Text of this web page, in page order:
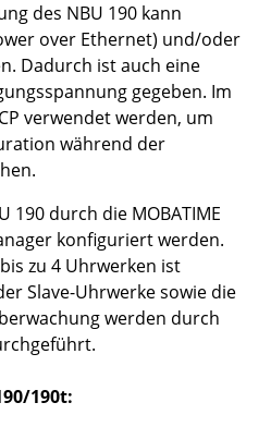
des NBU 190 kann
over Ethernet) und/oder
Dadurch ist auch eine
gegeben. Im
verwendet werden, um
während der
190 durch die MOBATIME
konfiguriert werden.
zu 4 Uhrwerken ist
Slave-Uhrwerke sowie die
werden durch
190t: